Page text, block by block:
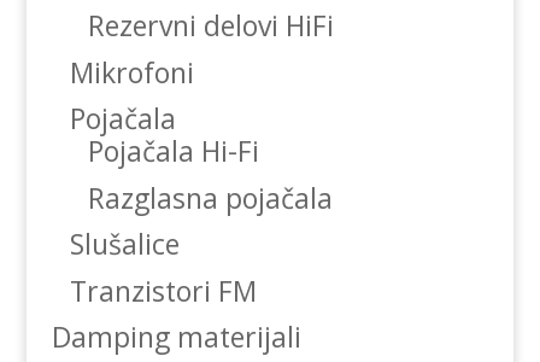
Rezervni delovi HiFi
Mikrofoni
Pojačala
Pojačala Hi-Fi
Razglasna pojačala
Slušalice
Tranzistori FM
Damping materijali